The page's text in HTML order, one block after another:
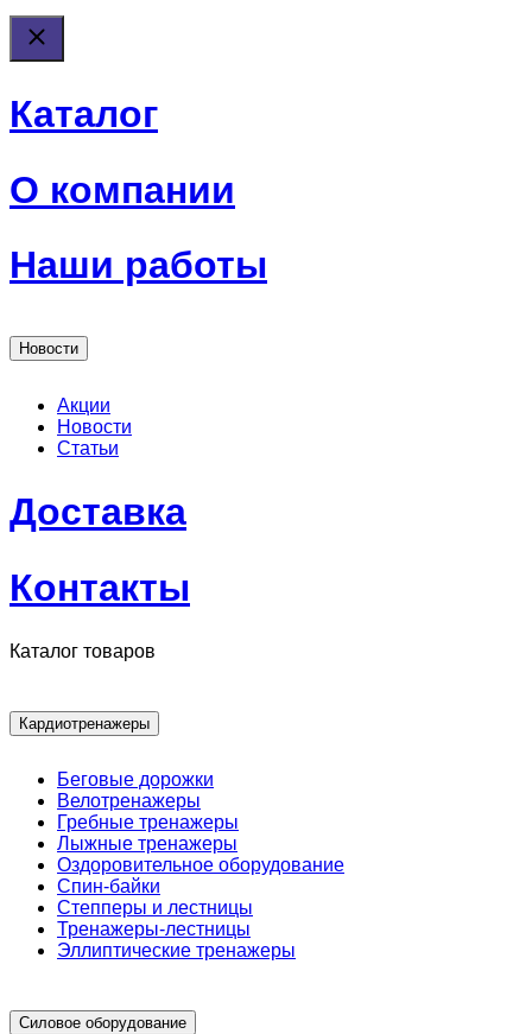
Каталог
О компании
Наши работы
Новости
Акции
Новости
Статьи
Доставка
Контакты
Каталог товаров
Кардиотренажеры
Беговые дорожки
Велотренажеры
Гребные тренажеры
Лыжные тренажеры
Оздоровительное оборудование
Спин-байки
Степперы и лестницы
Тренажеры-лестницы
Эллиптические тренажеры
Силовое оборудование